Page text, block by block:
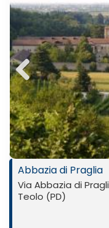
Previ
ous
Abbazia di Praglia
Via Abbazia di
Teolo (PD)